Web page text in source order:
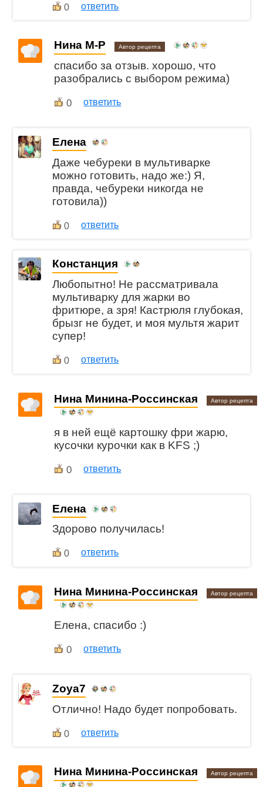
0 ответить
Нина М-Р Автор рецепта
спасибо за отзыв. хорошо, что
разобрались с выбором режима)
0 ответить
Елена
Даже чебуреки в мультиварке
можно готовить, надо же:) Я,
правда, чебуреки никогда не
готовила))
0 ответить
Констанция
Любопытно! Не рассматривала
мультиварку для жарки во
фритюре, а зря! Кастрюля глубокая,
брызг не будет, и моя мультя жарит
супер!
0 ответить
Нина Минина-Россинская Автор рецепта
я в ней ещё картошку фри жарю,
кусочки курочки как в KFS ;)
0 ответить
Елена
Здорово получилась!
0 ответить
Нина Минина-Россинская Автор рецепта
Елена, спасибо :)
0 ответить
Zoya7
Отлично! Надо будет попробовать.
0 ответить
Нина Минина-Россинская Автор рецепта